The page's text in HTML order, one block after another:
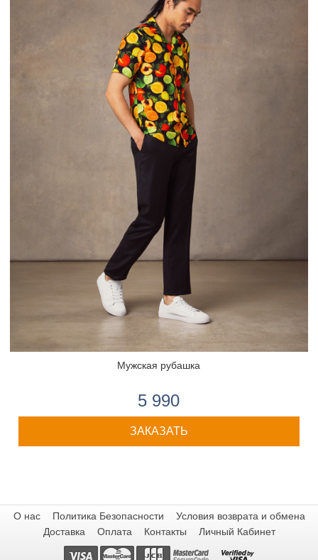
Мужская рубашка
5 990
ЗАКАЗАТЬ
О нас Политика Безопасности
Условия возврата и обмена
Доставка
Оплата Контакты Личный Кабинет